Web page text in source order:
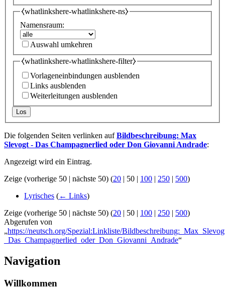
⧼whatlinkshere-whatlinkshere-ns⧽
Namensraum:
Auswahl umkehren
⧼whatlinkshere-whatlinkshere-filter⧽
Vorlageneinbindungen ausblenden
Links ausblenden
Weiterleitungen ausblenden
Los
Die folgenden Seiten verlinken aufBildbeschreibung: Max
Slevogt - Das Champagnerlied oder Don Giovanni Andrade:
Angezeigt wird ein Eintrag.
Zeige (vorherige 50 | nächste 50) (20 | 50 | 100 | 250 | 500)
Lyrisches (← Links)
Zeige (vorherige 50 | nächste 50) (20 | 50 | 100 | 250 | 500)
Abgerufen von
„https://neutsch.org/Spezial:Linkliste/
_Das_Champagnerlied_oder_Don_Giovanni_Andrade“
Navigation
Willkommen